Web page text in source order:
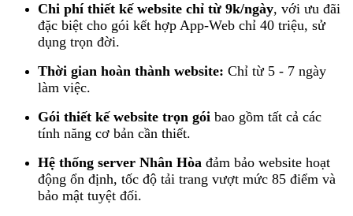
Chi phí thiết kế website chỉ từ 9k/ngày, với ưu đãi
đặc biệt cho gói kết hợp App-Web chỉ 40 triệu, sử
dụng trọn đời.
Thời gian hoàn thành website: Chỉ từ 5 - 7 ngày
làm việc.
Gói thiết kế website trọn gói bao gồm tất cả các
tính năng cơ bản cần thiết.
Hệ thống server Nhân Hòa đảm bảo website hoạt
động ổn định, tốc độ tải trang vượt mức 85 điểm và
bảo mật tuyệt đối.